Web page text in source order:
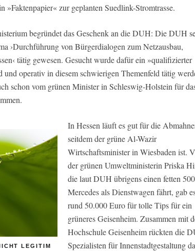
»Faktenpapier« zur geplanten Suedlink-Stromtrasse.
begründet das Geschenk an die DUH: Die DUH
›Durchführung von Bürgerdialogen zum Netzausbau,
tätig gewesen. Gesucht wurde dafür ein »qualifizierter
und operativ in diesem schwierigen Themenfeld tätig
schon vom grünen Minister in Schleswig-Holstein für
LEGITIM
In Hessen läuft es gut für die
seitdem der grüne Al-Wazir
Wirtschaftsminister in Wiesbaden ist.
der grünen Umweltministerin Priska
die laut DUH übrigens einen fetten
Mercedes als Dienstwagen fährt, gab
rund 50.000 Euro für tolle Tips für ein
grüneres Geisenheim. Zusammen mit
Hochschule Geisenheim rückten die
Spezialisten für Innenstadtgestaltung